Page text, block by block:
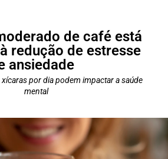
de café está
redução de estresse
ansiedade
por dia podem impactar a saúde
mental